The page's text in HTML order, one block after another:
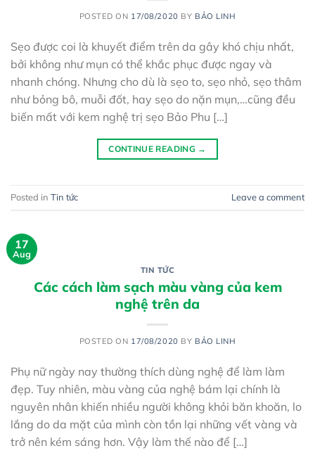
POSTED ON 17/08/2020 BY BẢO LINH
Sẹo được coi là khuyết điểm trên da gây khó chịu nhất,
bởi không như mụn có thể khắc phục được ngay và
nhanh chóng. Nhưng cho dù là sẹo to, sẹo nhỏ, sẹo thâm
như bỏng bô, muỗi đốt, hay sẹo do nặn mụn,…cũng đều
biến mất với kem nghệ trị sẹo Bảo Phu […]
CONTINUE READING →
Posted in Tin tức Leave a comment
17
Aug
TIN TỨC
Các cách làm sạch màu vàng của kem
nghệ trên da
POSTED ON 17/08/2020 BY BẢO LINH
Phụ nữ ngày nay thường thích dùng nghệ để làm làm
đẹp. Tuy nhiên, màu vàng của nghệ bám lại chính là
nguyên nhân khiến nhiều người không khỏi băn khoăn, lo
lắng do da mặt của mình còn tồn lại những vết vàng và
trở nên kém sáng hơn. Vậy làm thế nào để […]